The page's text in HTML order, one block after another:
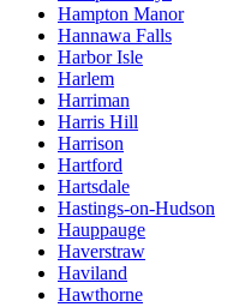
Hampton Manor
Hannawa Falls
Harbor Isle
Harlem
Harriman
Harris Hill
Harrison
Hartford
Hartsdale
Hastings-on-Hudson
Hauppauge
Haverstraw
Haviland
Hawthorne